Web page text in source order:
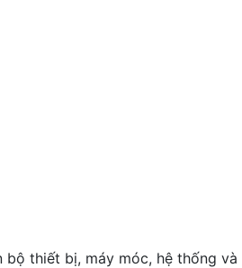
thiết bị, máy móc, hệ thống và